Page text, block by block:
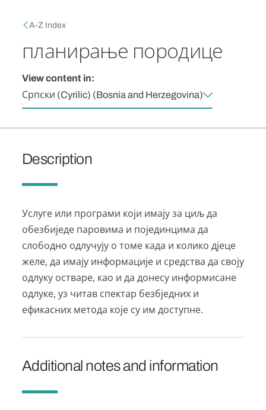
Breadcrumb
A-Z Index
планирање породице
View content in:
Српски (Cyrilic) (Bosnia and Herzegovina)
Description
Услуге или програми који имају за циљ да
обезбиједе паровима и појединцима да
слободно одлучују о томе када и колико дјеце
желе, да имају информације и средства да своју
одлуку остваре, као и да донесу информисане
одлуке, уз читав спектар безбједних и
ефикасних метода које су им доступне.
Additional notes and information